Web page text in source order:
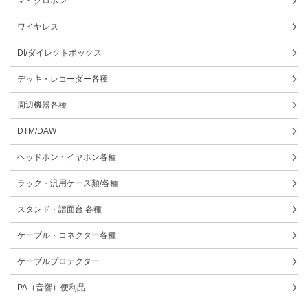
ワイヤレス
DI/ダイレクトボックス
デッキ・レコーダー各種
周辺機器各種
DTM/DAW
ヘッドホン・イヤホン各種
ラック・汎用ケース類/各種
スタンド・譜面台 各種
ケーブル・コネクター各種
ケーブルプロテクター
PA（音響）便利品